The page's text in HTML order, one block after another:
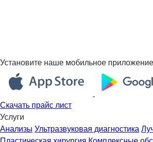
Установите наше мобильное приложение
Скачать прайс лист
Услуги
Анализы Ультразвуковая диагностика